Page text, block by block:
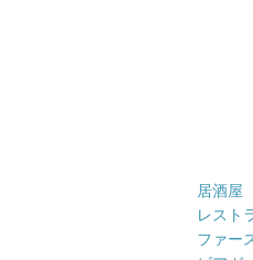
居酒屋
レスト
ファー